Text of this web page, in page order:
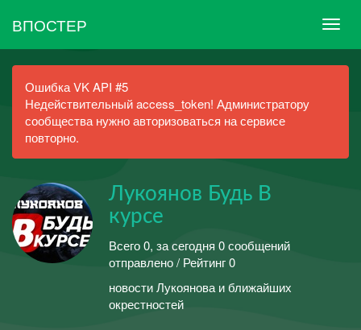
ВПОСТЕР
Ошибка VK API #5
Недействительный access_token! Администратору
сообщества нужно авторизоваться на сервисе
повторно.
Лукоянов Будь В
курсе
Всего 0, за сегодня 0 сообщений
отправлено / Рейтинг 0
новости Лукоянова и ближайших
окрестностей